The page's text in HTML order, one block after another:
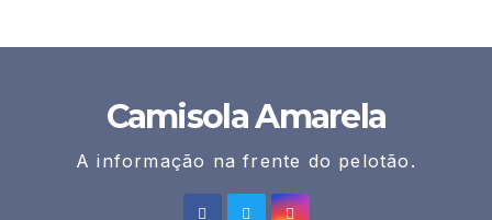
Camisola Amarela
A informação na frente do pelotão.